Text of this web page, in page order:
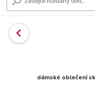
dámské oblečení